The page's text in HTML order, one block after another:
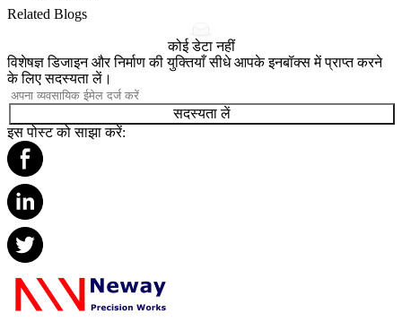
Related Blogs
कोई डेटा नहीं
विशेषज्ञ डिजाइन और निर्माण की युक्तियाँ सीधे आपके इनबॉक्स में प्राप्त करने
के लिए सदस्यता लें।
सदस्यता लें
इस पोस्ट को साझा करें: